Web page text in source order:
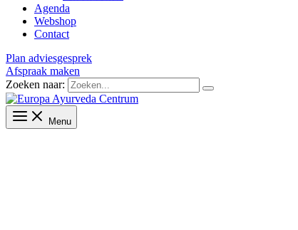
Agenda
Webshop
Contact
Plan adviesgesprek
Afspraak maken
Zoeken naar:
Menu